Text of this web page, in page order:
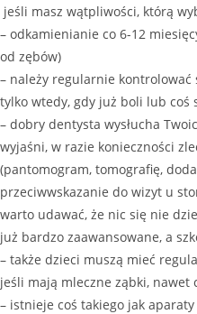
jeśli masz wątpliwości, którą
– odkamienianie co 6-12
od zębów)
– należy regularnie
tylko wtedy, gdy już boli lub coś
– dobry dentysta wysłucha
wyjaśni, w razie konieczności
(pantomogram, tomografię,
przeciwwskazanie do wizyt u
warto udawać, że nic się nie
już bardzo zaawansowane, a
– także dzieci muszą mieć
jeśli mają mleczne ząbki, nawet
– istnieje coś takiego jak